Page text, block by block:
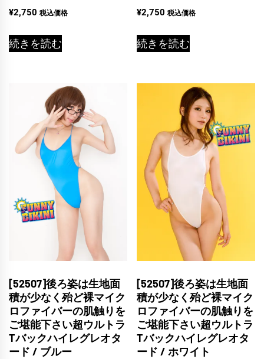
¥2,750 税込価格
続きを読む
¥2,750 税込価格
続きを読む
[52507]後ろ姿は生地面
積が少なく殆ど裸マイク
ロファイバーの肌触りを
ご堪能下さい超ウルトラ
Tバックハイレグレオタ
ード / ブルー
[52507]後ろ姿は生地面
積が少なく殆ど裸マイク
ロファイバーの肌触りを
ご堪能下さい超ウルトラ
Tバックハイレグレオタ
ード / ホワイト